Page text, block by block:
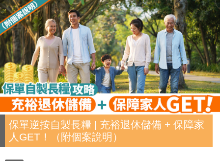
保單逆按自製長糧 | 充裕退休儲備 + 保障家
人GET！（附個案說明）